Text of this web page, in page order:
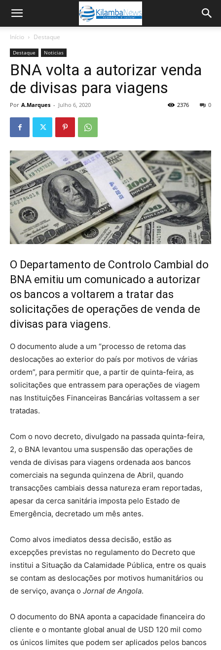
Início Destaque
Destaque Noticias
BNA volta a autorizar venda
de divisas para viagens
Por A.Marques - Julho 6, 2020 0
2376
O Departamento de Controlo Cambial do
BNA emitiu um comunicado a autorizar
os bancos a voltarem a tratar das
solicitações de operações de venda de
divisas para viagens.
O documento alude a um “processo de retoma das
deslocações ao exterior do país por motivos de várias
ordem”, para permitir que, a partir de quinta-feira, as
solicitações que entrassem para operações de viagem
nas Instituições Financeiras Bancárias voltassem a ser
tratadas.
Com o novo decreto, divulgado na passada quinta-feira,
2, o BNA levantou uma suspensão das operações de
venda de divisas para viagens ordenada aos bancos
comerciais na segunda quinzena de Abril, quando
transacções cambiais dessa natureza eram reportadas,
apesar da cerca sanitária imposta pelo Estado de
Emergência, decretado um mês antes.
Como alvos imediatos dessa decisão, estão as
excepções previstas no regulamento do Decreto que
institui a Situação da Calamidade Pública, entre os quais
se contam as deslocações por motivos humanitários ou
de serviço, avança o Jornal de Angola.
O documento do BNA aponta a capacidade financeira do
cliente e o montante global anual de USD 120 mil como
os únicos limites que podem ser aplicados pelos bancos